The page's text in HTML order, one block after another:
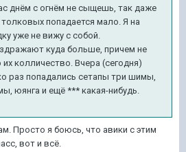
днём с огнём не сыщешь, так даже
попадается мало. Я на
уже не вижу с собой.
куда больше, причем не
колличество. Вчера (сегодня)
раз попадались сетапы три шимы,
юянга и ещё *** какая-нибудь.
Просто я боюсь, что авики с этим
вот и всё.